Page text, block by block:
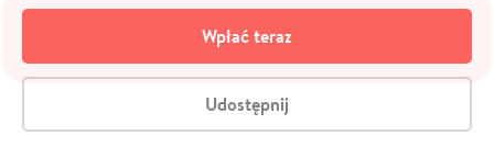
Wpłać teraz
Udostępnij